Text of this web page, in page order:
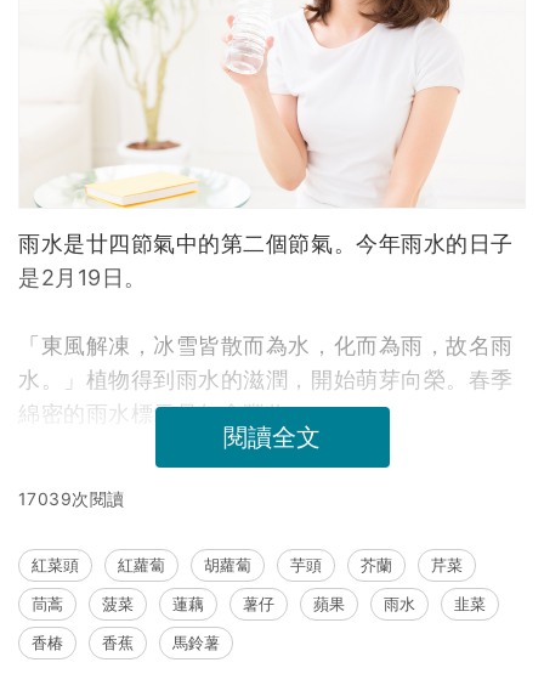
雨水是廿四節氣中的第二個節氣。今年雨水的日子
是2月19日。
「東風解凍，冰雪皆散而為水，化而為雨，故名雨
水。」植物得到雨水的滋潤，開始萌芽向榮。春季
綿密的雨水標示是年會豐收。
閱讀全文
17039次閱讀
紅菜頭 紅蘿蔔 胡蘿蔔 芋頭 芥蘭
芹菜
茼蒿
菠菜 蓮藕 薯仔 蘋果 雨水
韭菜
香椿
香蕉 馬鈴薯